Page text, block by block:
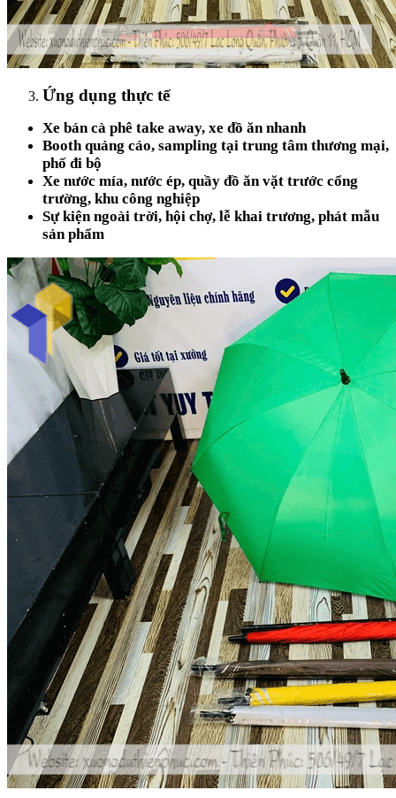
Ứng dụng thực tế
Xe bán cà phê take away, xe đồ ăn nhanh
Booth quảng cáo, sampling tại trung tâm thương mại,
phố đi bộ
Xe nước mía, nước ép, quầy đồ ăn vặt trước cổng
trường, khu công nghiệp
Sự kiện ngoài trời, hội chợ, lễ khai trương, phát mẫu
sản phẩm